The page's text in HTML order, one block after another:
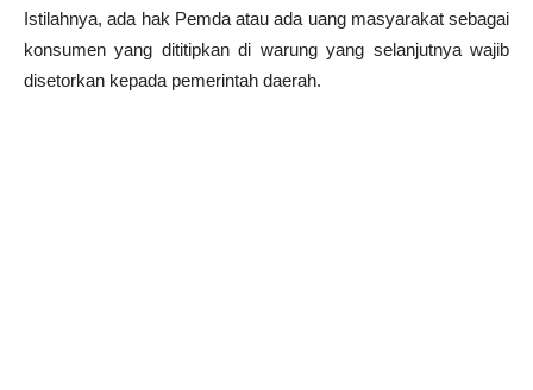
Istilahnya, ada hak Pemda atau ada uang masyarakat sebagai
konsumen yang dititipkan di warung yang selanjutnya wajib
disetorkan kepada pemerintah daerah.